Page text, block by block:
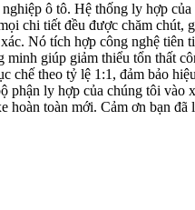
ô tô. Hệ thống ly hợp
chi tiết đều được chăm chút,
Nó tích hợp công nghệ tiên
giúp giảm thiểu tổn thất
theo tỷ lệ 1:1, đảm bảo
ly hợp của chúng tôi vào
toàn mới. Cảm ơn bạn